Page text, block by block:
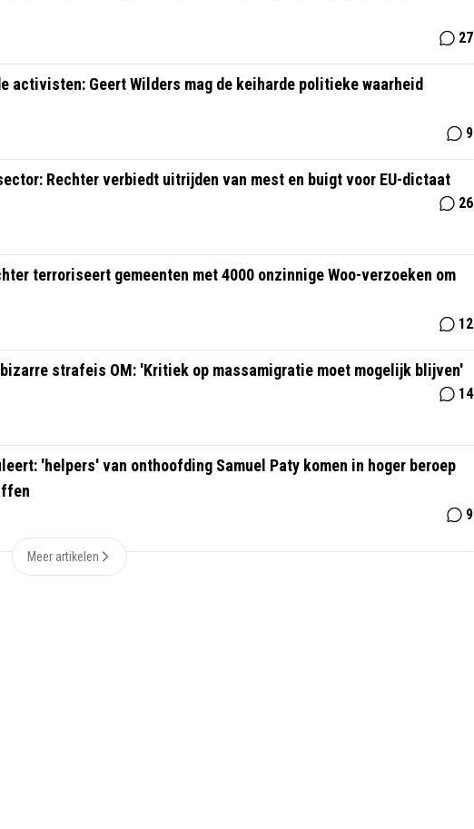
27
activisten: Geert Wilders mag de keiharde politieke waarheid
9
Rechter verbiedt uitrijden van mest en buigt voor EU-dictaat
26
terroriseert gemeenten met 4000 onzinnige Woo-verzoeken om
12
strafeis OM: 'Kritiek op massamigratie moet mogelijk blijven'
14
'helpers' van onthoofding Samuel Paty komen in hoger beroep
9
Meer artikelen